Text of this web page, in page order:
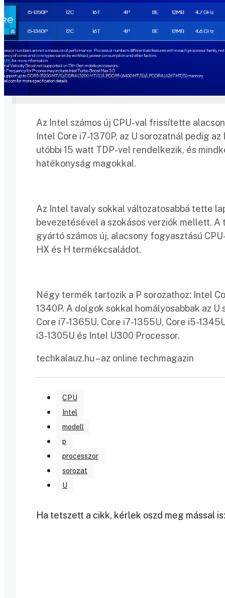
Az Intel számos új CPU-val frissítette
Intel Core i7-1370P, az U sorozatnál pedig
utóbbi 15 watt TDP-vel rendelkezik, és
hatékonyság magokkal.
Az Intel tavaly sokkal változatosabbá tette
bevezetésével a szokásos verziók mellett.
gyártó számos új, alacsony fogyasztású
HX és H termékcsaládot.
Négy termék tartozik a P sorozathoz: Intel
1340P. A dolgok sokkal homályosabbak az
Core i7-1365U, Core i7-1355U, Core i5-
i3-1305U és Intel U300 Processor.
techkalauz.hu – az online techmagazin
CPU
Intel
modell
p
processzor
sorozat
U
Ha tetszett a cikk, kérlek oszd meg mással is: